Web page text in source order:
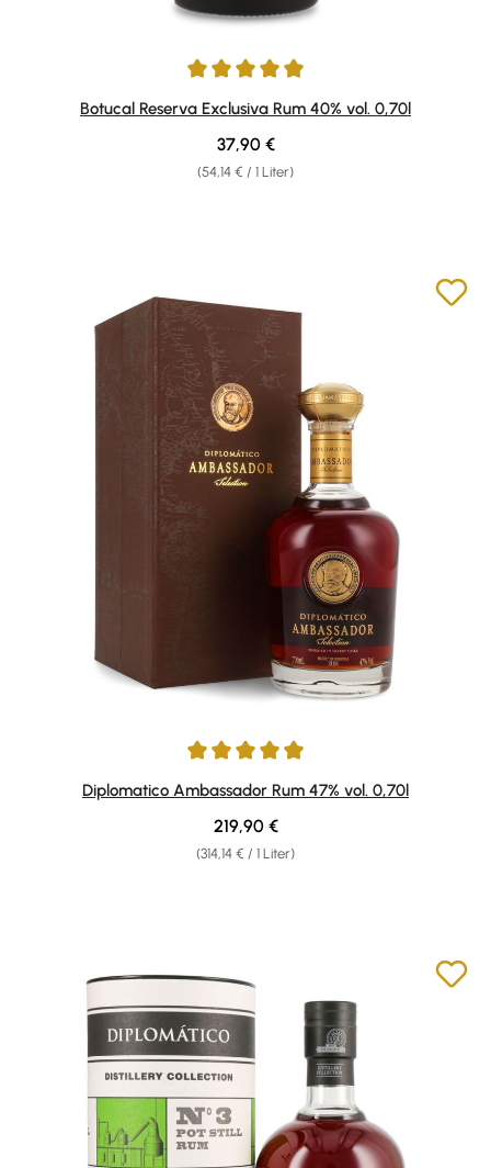
Durchschnittliche Bewertung von 4.91 von 5 Sternen
Botucal Reserva Exclusiva Rum 40% vol. 0,70l
(54,14 € / 1 Liter)
Regulärer Preis:
37,90 €
Durchschnittliche Bewertung von 4.92 von 5 Sternen
Diplomatico Ambassador Rum 47% vol. 0,70l
(314,14 € / 1 Liter)
Regulärer Preis:
219,90 €